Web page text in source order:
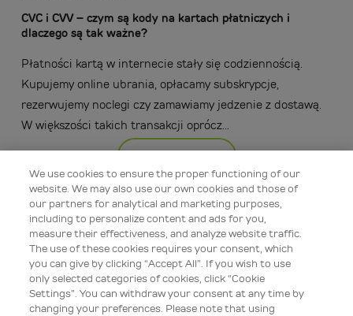
CVC i CVV – czym są kody na kartach płatniczych i
dlaczego są tak ważne?
Płatności kartą w internecie stały się codziennością.
Kupujemy online ubrania, opłacamy subskrypcje,
rezerwujemy noclegi czy zamawiamy jedzenie z dostawą.
W większości takich transakcji oprócz...
Więcej
We use cookies to ensure the proper functioning of our
website. We may also use our own cookies and those of
our partners for analytical and marketing purposes,
including to personalize content and ads for you,
measure their effectiveness, and analyze website traffic.
The use of these cookies requires your consent, which
you can give by clicking “Accept All”. If you wish to use
only selected categories of cookies, click “Cookie
Settings”. You can withdraw your consent at any time by
changing your preferences. Please note that using